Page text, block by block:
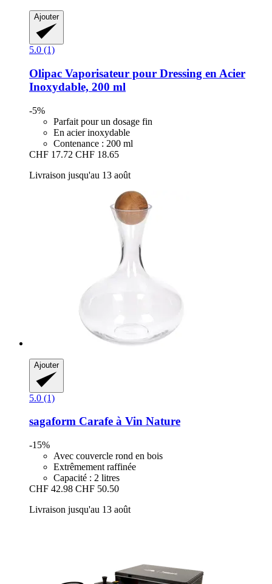
Ajouter
5.0 (1)
Olipac Vaporisateur pour Dressing en Acier
Inoxydable, 200 ml
-5%
Parfait pour un dosage fin
En acier inoxydable
Contenance : 200 ml
CHF 17.72 CHF 18.65
Livraison jusqu'au 13 août
Ajouter
5.0 (1)
sagaform Carafe à Vin Nature
-15%
Avec couvercle rond en bois
Extrêmement raffinée
Capacité : 2 litres
CHF 42.98 CHF 50.50
Livraison jusqu'au 13 août